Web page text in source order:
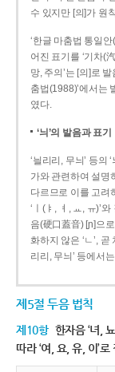
수 있지만 [의]가 원
‘한글 마춤법 통일
어진 표기를 ‘기차(
망, 주의’는 [의]로
춤법(1988)’에서는
였다.
‘늬’의 발음과 표기
‘늴리리, 무늬’ 등의
가와 관련하여 설명
다르므로 이를 고려
‘ㅣ(ㅑ, ㅕ, ㅛ, ㅠ)’
음(硬口蓋音) [ɲ]으로
화하지 않은 ‘ㄴ’,
리리, 무늬’ 등에서
제5절 두음 법칙
제10항 한자음 ‘녀,
따라 ‘여, 요, 유, 이’